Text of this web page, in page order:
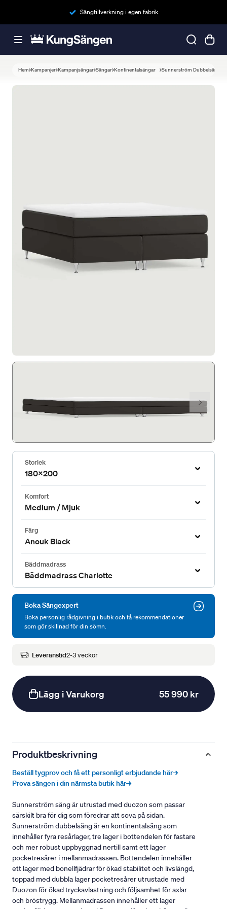
Sängtillverkning i egen fabrik
Hem Kampanjer Kampanjsängar Sängar Kontinentalsängar Sunnerström Dubbelsäng
Storlek
180x200
Komfort
Medium / Mjuk
Färg
Anouk Black
Bäddmadrass
Bäddmadrass Charlotte
Boka Sängexpert
Boka personlig rådgivning i butik och få rekommendationer
som gör skillnad för din sömn.
Leveranstid2-3 veckor
Lägg i Varukorg 55 990 kr
Produktbeskrivning
Beställ tygprov och få ett personligt erbjudande här→
Prova sängen i din närmsta butik här→
Sunnerström säng är utrustad med duozon som passar
särskilt bra för dig som föredrar att sova på sidan.
Sunnerström dubbelsäng är en kontinentalsäng som
innehåller fyra resårlager, tre lager i bottendelen för fastare
och mer robust uppbyggnad nertill samt ett lager
pocketresårer i mellanmadrassen. Bottendelen innehåller
ett lager med bonellfjädrar för ökad stabilitet och livslängd,
toppad med dubbla lager pocketresårer utrustade med
Duozon för ökad tryckavlastning och följsamhet för axlar
och bröstrygg. Mellanmadrassen innehåller ett lager